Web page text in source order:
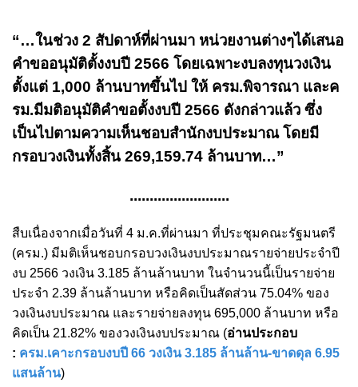
“…ในช่วง 2 สัปดาห์ที่ผ่านมา หน่วยงานต่างๆได้เสนอ
คำขออนุมัติตั้งงบปี 2566 โดยเฉพาะงบลงทุนวงเงิน
ตั้งแต่ 1,000 ล้านบาทขึ้นไป ให้ ครม.พิจารณา และค
รม.มีมติอนุมัติคำขอตั้งงบปี 2566 ดังกล่าวแล้ว ซึ่ง
เป็นไปตามความเห็นชอบสำนักงบประมาณ โดยมี
กรอบวงเงินทั้งสิ้น 269,159.74 ล้านบาท…”
.........................
สืบเนื่องจากเมื่อวันที่ 4 ม.ค.ที่ผ่านมา ที่ประชุมคณะรัฐมนตรี
(ครม.) มีมติเห็นชอบกรอบวงเงินงบประมาณรายจ่ายประจำปี
งบ 2566 วงเงิน 3.185 ล้านล้านบาท ในจำนวนนี้เป็นรายจ่าย
ประจำ 2.39 ล้านล้านบาท หรือคิดเป็นสัดส่วน 75.04% ของ
วงเงินงบประมาณ และรายจ่ายลงทุน 695,000 ล้านบาท หรือ
คิดเป็น 21.82% ของวงเงินงบประมาณ (อ่านประกอบ
: ครม.เคาะกรอบงบปี 66 วงเงิน 3.185 ล้านล้าน-ขาดดุล 6.95
แสนล้าน)